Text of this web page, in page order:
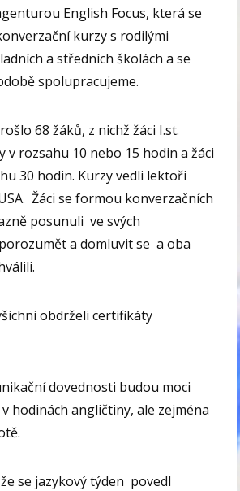
English Focus, která se
kurzy s rodilými
a středních školách a se
spolupracujeme.
68 žáků, z nichž žáci I.st.
v rozsahu 10 nebo 15 hodin a žáci
30 hodin. Kurzy vedli lektoři
Žáci se formou konverzačních
posunuli ve svých
a domluvit se a oba
obdrželi certifikáty
dovednosti budou moci
hodinách angličtiny, ale zejména
se jazykový týden povedl